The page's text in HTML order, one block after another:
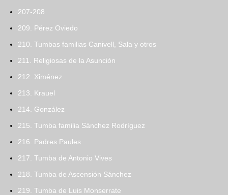
207-208
209. Pérez Oviedo
210. Tumbas familias Canivell, Sala y otros
211. Religiosas de la Asunción
212. Ximénez
213. Krauel
214. González
215. Tumba familia Sánchez Rodríguez
216. Padres Paules
217. Tumba de Antonio Vives
218. Tumba de Ascensión Sánchez
219. Tumba de Luis Monserrate